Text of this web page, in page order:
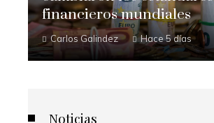
financieros mundiales
Carlos Galindez Hace 5 días
Noticias